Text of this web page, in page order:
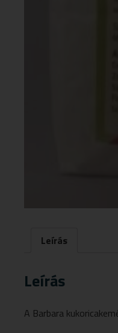
Leírás
Leírás
A Barbara